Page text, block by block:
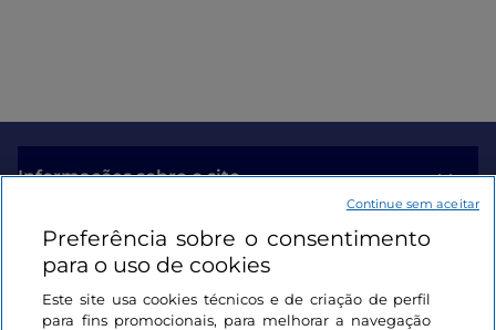
Informações sobre o site
Ligações úteis
Iniciar sessão
Preferência sobre o consentimento
para o uso de cookies
Este site usa cookies técnicos e de criação de perfil
para fins promocionais, para melhorar a navegação
Continue sem aceitar